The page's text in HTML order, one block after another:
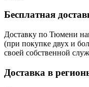
Бесплатная
Доставку по Тюмени
(при покупке двух и
своей собственной
Доставка в